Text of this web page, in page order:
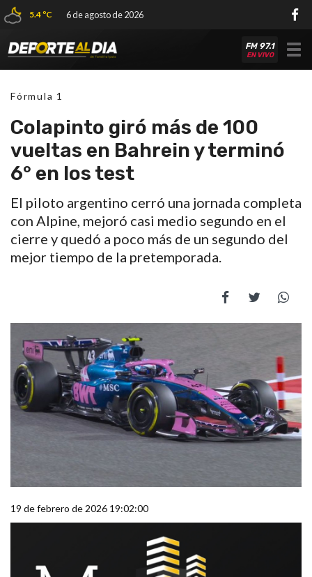
5.4 ºC 6 de agosto de 2026
FM 97.1
EN VIVO
Fórmula 1
Colapinto giró más de 100
vueltas en Bahrein y terminó
6° en los test
El piloto argentino cerró una jornada completa
con Alpine, mejoró casi medio segundo en el
cierre y quedó a poco más de un segundo del
mejor tiempo de la pretemporada.
19 de febrero de 2026 19:02:00